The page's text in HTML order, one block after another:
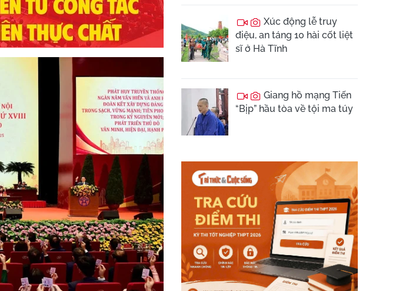
Xúc động lễ truy
điệu, an táng 10 hài cốt liệt
sĩ ở Hà Tĩnh
Giang hồ mạng Tiến
“Bịp” hầu tòa về tội ma túy